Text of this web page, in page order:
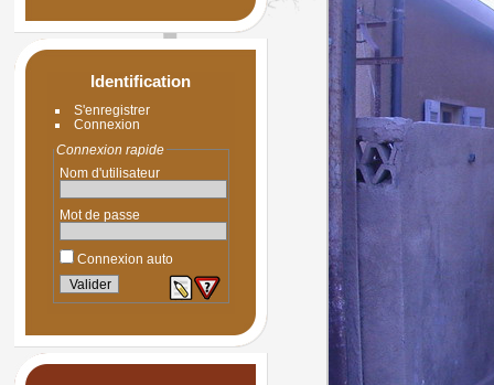
Identification
S'enregistrer
Connexion
Connexion rapide
Nom d'utilisateur
Mot de passe
Connexion auto